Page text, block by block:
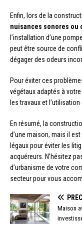
Enfin, lors de la
nuisances sonores ou
l’installation d’une
peut être source de
dégager des odeurs
Pour éviter ces
végétaux adaptés à
les travaux et
En résumé, la
d’une maison, mais il
légaux pour éviter les
acquéreurs. N’hésitez
d’urbanisme de votre
secteur pour vous
Maison